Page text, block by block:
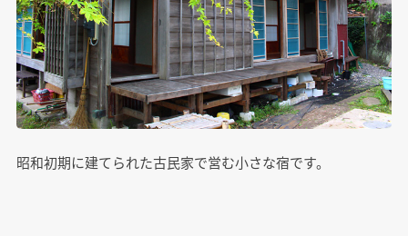
昭和初期に建てられた古民家で営む小さな宿です。